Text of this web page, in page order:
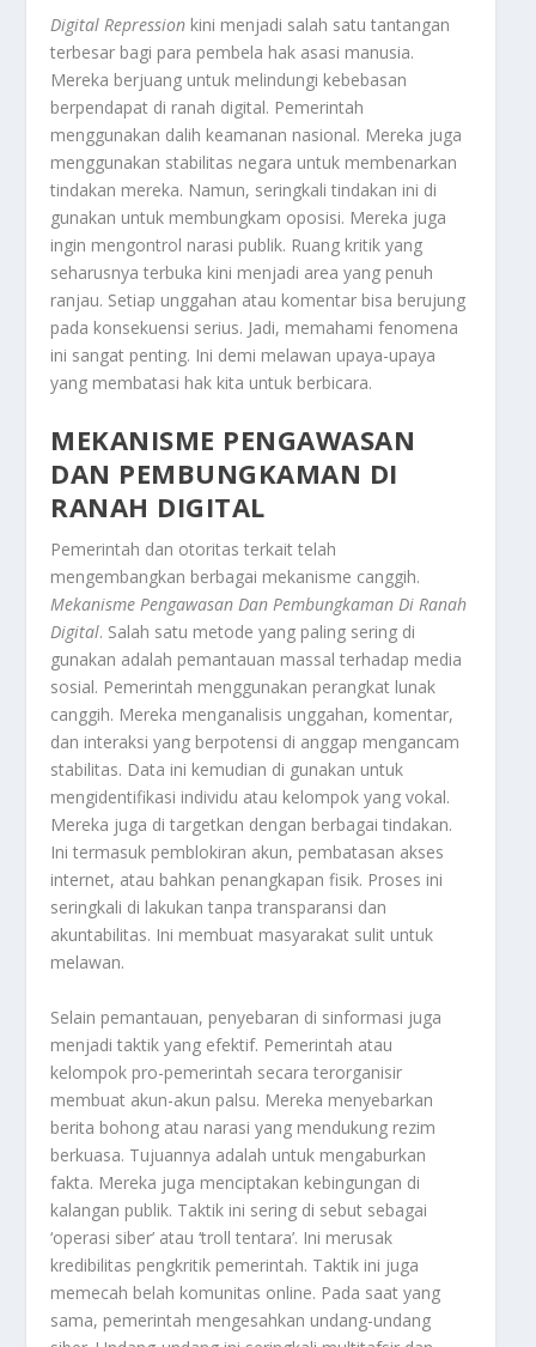
Digital Repression kini menjadi salah satu tantangan
terbesar bagi para pembela hak asasi manusia.
Mereka berjuang untuk melindungi kebebasan
berpendapat di ranah digital. Pemerintah
menggunakan dalih keamanan nasional. Mereka juga
menggunakan stabilitas negara untuk membenarkan
tindakan mereka. Namun, seringkali tindakan ini di
gunakan untuk membungkam oposisi. Mereka juga
ingin mengontrol narasi publik. Ruang kritik yang
seharusnya terbuka kini menjadi area yang penuh
ranjau. Setiap unggahan atau komentar bisa berujung
pada konsekuensi serius. Jadi, memahami fenomena
ini sangat penting. Ini demi melawan upaya-upaya
yang membatasi hak kita untuk berbicara.
MEKANISME PENGAWASAN
DAN PEMBUNGKAMAN DI
RANAH DIGITAL
Pemerintah dan otoritas terkait telah
mengembangkan berbagai mekanisme canggih.
Mekanisme Pengawasan Dan Pembungkaman Di Ranah
Digital. Salah satu metode yang paling sering di
gunakan adalah pemantauan massal terhadap media
sosial. Pemerintah menggunakan perangkat lunak
canggih. Mereka menganalisis unggahan, komentar,
dan interaksi yang berpotensi di anggap mengancam
stabilitas. Data ini kemudian di gunakan untuk
mengidentifikasi individu atau kelompok yang vokal.
Mereka juga di targetkan dengan berbagai tindakan.
Ini termasuk pemblokiran akun, pembatasan akses
internet, atau bahkan penangkapan fisik. Proses ini
seringkali di lakukan tanpa transparansi dan
akuntabilitas. Ini membuat masyarakat sulit untuk
melawan.
Selain pemantauan, penyebaran di sinformasi juga
menjadi taktik yang efektif. Pemerintah atau
kelompok pro-pemerintah secara terorganisir
membuat akun-akun palsu. Mereka menyebarkan
berita bohong atau narasi yang mendukung rezim
berkuasa. Tujuannya adalah untuk mengaburkan
fakta. Mereka juga menciptakan kebingungan di
kalangan publik. Taktik ini sering di sebut sebagai
‘operasi siber’ atau ‘troll tentara’. Ini merusak
kredibilitas pengkritik pemerintah. Taktik ini juga
memecah belah komunitas online. Pada saat yang
sama, pemerintah mengesahkan undang-undang